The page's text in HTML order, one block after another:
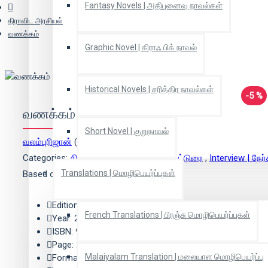
Fantasy Novels | அதிபுனைவு நாவல்கள்
Graphic Novel | கிராஃ பிக் நாவல்
Historical Novels | சரித்திர நாவல்கள்
Short Novel | குறுநாவல்
Translations | மொழிபெயர்ப்புகள்
French Translations | பிரஞ்சு மொழிபெயர்ப்புகள்
Malaiyalam Translation | மலையாள மொழிபெயர்ப்பு
திராவிட அரசியல்
வணக்கம்
-5 %
வணக்கம்
வலம்புரிஜான் (ஆசிரியர்)
Categories: திராவிட அரசியல் Essay | கட்டுரை , Interview |
Based on 0 reviews. - Write a review
Edition: 5
Year: 2017
ISBN: 9789381828977
Page: 288
Format: Paper Back